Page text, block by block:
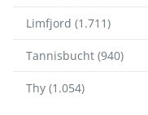
Limfjord (1.711)
Tannisbucht (940)
Thy (1.054)